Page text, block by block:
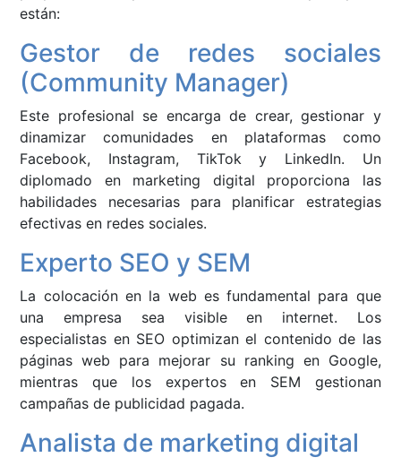
están:
Gestor de redes sociales
(Community Manager)
Este profesional se encarga de crear, gestionar y
dinamizar comunidades en plataformas como
Facebook, Instagram, TikTok y LinkedIn. Un
diplomado en marketing digital proporciona las
habilidades necesarias para planificar estrategias
efectivas en redes sociales.
Experto SEO y SEM
La colocación en la web es fundamental para que
una empresa sea visible en internet. Los
especialistas en SEO optimizan el contenido de las
páginas web para mejorar su ranking en Google,
mientras que los expertos en SEM gestionan
campañas de publicidad pagada.
Analista de marketing digital